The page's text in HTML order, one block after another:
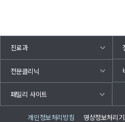
진료과
전문클리닉
패밀리 사이트
개인정보처리방침 영상정보처리